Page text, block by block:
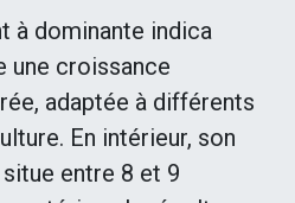
à dominante indica
une croissance
adaptée à différents
En intérieur, son
entre 8 et 9